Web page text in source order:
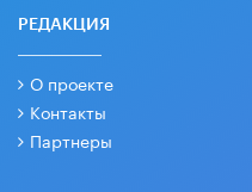
РЕДАКЦИЯ
О проекте
Контакты
Партнеры